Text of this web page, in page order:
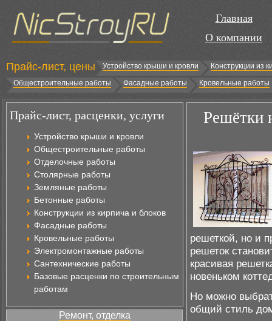
Главная
О компании
Прайс-лист, цены Устройство крыши и кровли
Конструкции из
Общестроительные работы
Фасадные работы Кровельные работы
Прайс-лист, расценки, услуги
Устройство крыши и кровли
Общестроительные работы
Отделочные работы
Столярные работы
Земляные работы
Бетонные работы
Конструкции из кирпича и блоков
Фасадные работы
Кровельные работы
Электромонтажные работы
Сантехнические работы
Базовые расценки по строительным
работам
Ремонт, отделка
Решётки
решеткой, но и
решеток
красивая
новеньком
Но можно
общий стиль